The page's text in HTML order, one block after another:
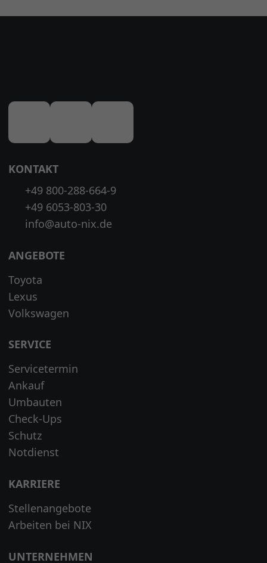
KONTAKT
+49 800-288-664-9
+49 6053-803-30
info@auto-nix.de
ANGEBOTE
Toyota
Lexus
Volkswagen
SERVICE
Servicetermin
Ankauf
Umbauten
Check-Ups
Schutz
Notdienst
KARRIERE
Stellenangebote
Arbeiten bei NIX
UNTERNEHMEN